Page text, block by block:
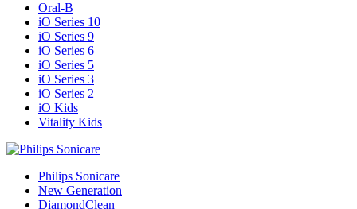
Oral-B
iO Series 10
iO Series 9
iO Series 6
iO Series 5
iO Series 3
iO Series 2
iO Kids
Vitality Kids
Philips Sonicare
New Generation
DiamondClean